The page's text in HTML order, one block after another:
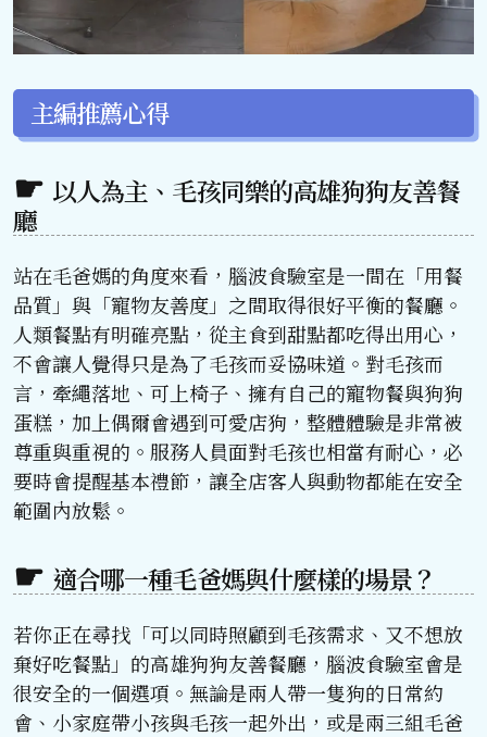
主編推薦心得
以人為主、毛孩同樂的高雄狗狗友善餐
廳
站在毛爸媽的角度來看，腦波食驗室是一間在「用餐
品質」與「寵物友善度」之間取得很好平衡的餐廳。
人類餐點有明確亮點，從主食到甜點都吃得出用心，
不會讓人覺得只是為了毛孩而妥協味道。對毛孩而
言，牽繩落地、可上椅子、擁有自己的寵物餐與狗狗
蛋糕，加上偶爾會遇到可愛店狗，整體體驗是非常被
尊重與重視的。服務人員面對毛孩也相當有耐心，必
要時會提醒基本禮節，讓全店客人與動物都能在安全
範圍內放鬆。
適合哪一種毛爸媽與什麼樣的場景？
若你正在尋找「可以同時照顧到毛孩需求、又不想放
棄好吃餐點」的高雄狗狗友善餐廳，腦波食驗室會是
很安全的一個選項。無論是兩人帶一隻狗的日常約
會、小家庭帶小孩與毛孩一起外出，或是兩三組毛爸